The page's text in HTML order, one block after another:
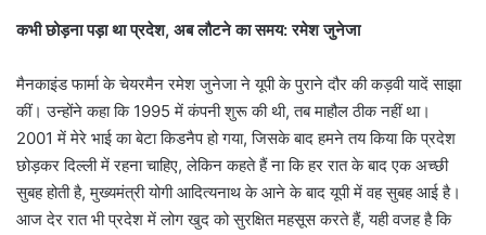
कभी छोड़ना पड़ा था प्रदेश, अब लौटने का समय: रमेश जुनेजा
मैनकाइंड फार्मा के चेयरमैन रमेश जुनेजा ने यूपी के पुराने दौर की कड़वी यादें साझा
कीं। उन्होंने कहा कि 1995 में कंपनी शुरू की थी, तब माहौल ठीक नहीं था।
2001 में मेरे भाई का बेटा किडनैप हो गया, जिसके बाद हमने तय किया कि प्रदेश
छोड़कर दिल्ली में रहना चाहिए, लेकिन कहते हैं ना कि हर रात के बाद एक अच्छी
सुबह होती है, मुख्यमंत्री योगी आदित्यनाथ के आने के बाद यूपी में वह सुबह आई है।
आज देर रात भी प्रदेश में लोग खुद को सुरक्षित महसूस करते हैं, यही वजह है कि